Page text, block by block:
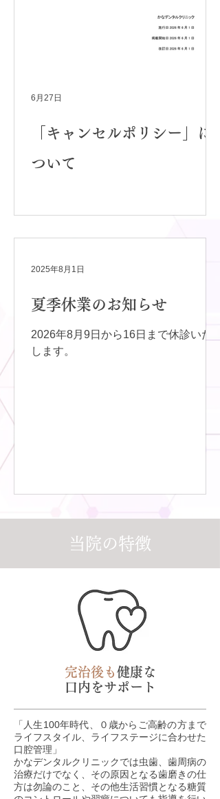
「キャンセルポリシー」に
ついて
6月27日
夏季休業のお知らせ
2026年8月9日から16日まで休診いた
します。
2025年8月1日
当院の特徴
完治後も 健康な
口内をサポート
「人生100年時代、０歳からご高齢の方まで
ライフスタイル、ライフステージに合わせた
口腔管理」
かなデンタルクリニックでは虫歯、歯周病の
治療だけでなく、その原因となる歯磨きの仕
方は勿論のこと、その他生活習慣となる糖質